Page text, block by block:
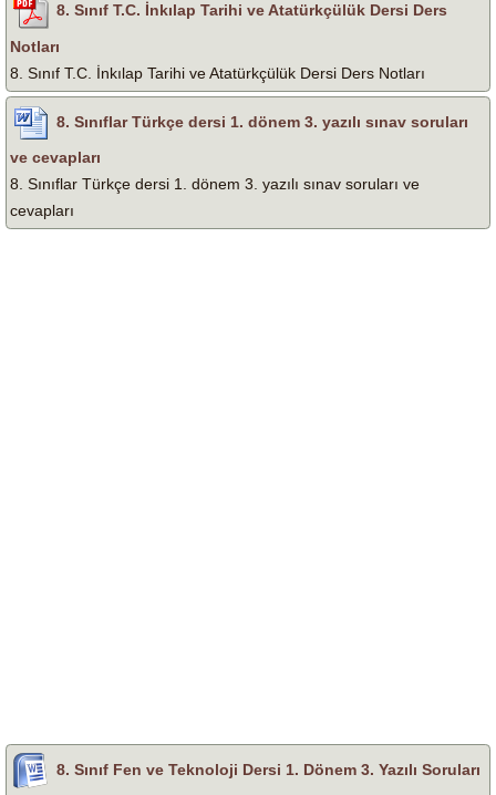
8. Sınıf T.C. İnkılap Tarihi ve Atatürkçülük Dersi Ders
Notları
8. Sınıf T.C. İnkılap Tarihi ve Atatürkçülük Dersi Ders Notları
8. Sınıflar Türkçe dersi 1. dönem 3. yazılı sınav soruları
ve cevapları
8. Sınıflar Türkçe dersi 1. dönem 3. yazılı sınav soruları ve
cevapları
8. Sınıf Fen ve Teknoloji Dersi 1. Dönem 3. Yazılı Soruları